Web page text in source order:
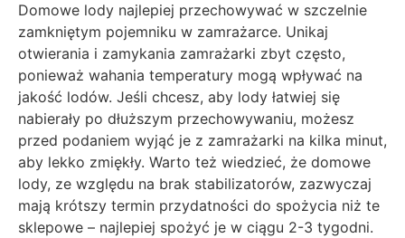
Domowe lody najlepiej przechowywać w szczelnie
zamkniętym pojemniku w zamrażarce. Unikaj
otwierania i zamykania zamrażarki zbyt często,
ponieważ wahania temperatury mogą wpływać na
jakość lodów. Jeśli chcesz, aby lody łatwiej się
nabierały po dłuższym przechowywaniu, możesz
przed podaniem wyjąć je z zamrażarki na kilka minut,
aby lekko zmiękły. Warto też wiedzieć, że domowe
lody, ze względu na brak stabilizatorów, zazwyczaj
mają krótszy termin przydatności do spożycia niż te
sklepowe – najlepiej spożyć je w ciągu 2-3 tygodni.